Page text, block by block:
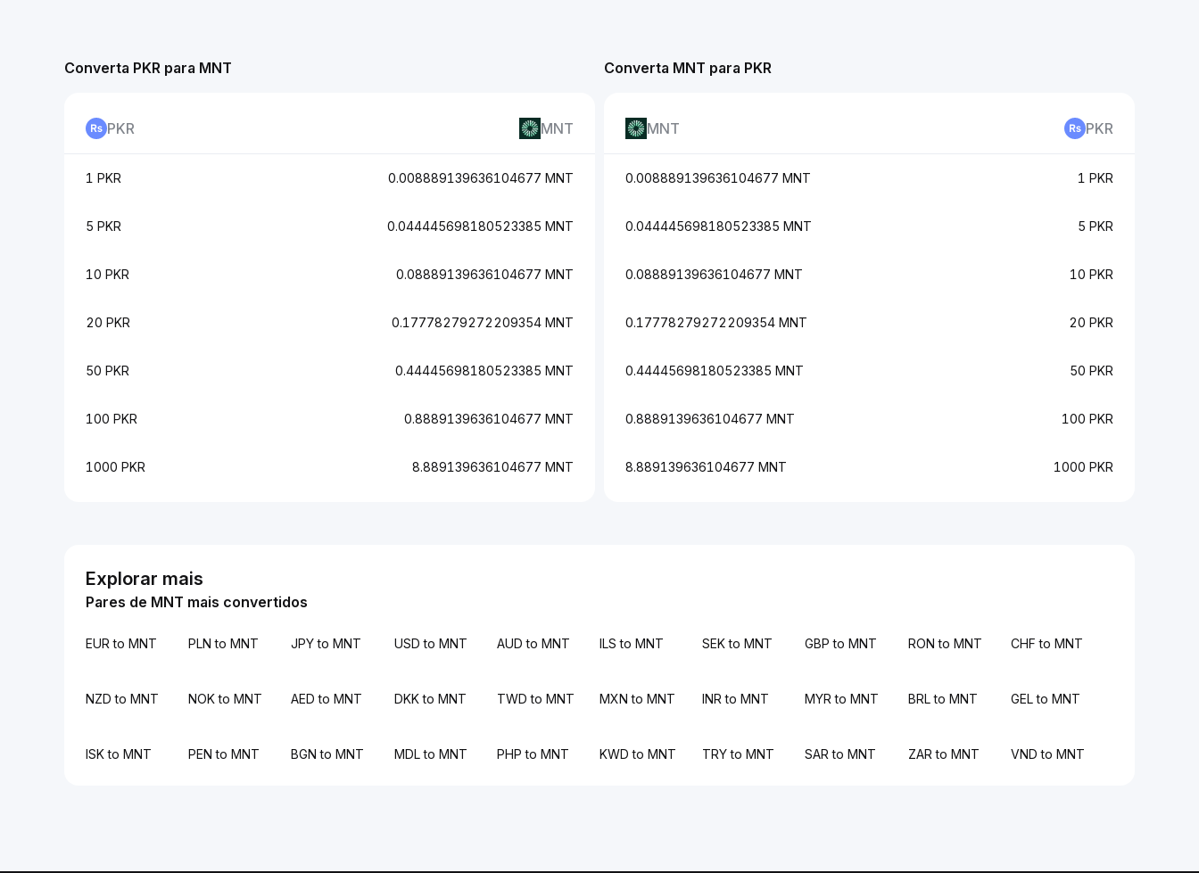
Converta MNT para PKR
MNT PKR
0.008889139636104677 MNT 1 PKR
0.044445698180523385 MNT 5 PKR
0.08889139636104677 MNT 10 PKR
0.17778279272209354 MNT 20 PKR
0.44445698180523385 MNT 50 PKR
0.8889139636104677 MNT 100 PKR
8.889139636104677 MNT 1000 PKR
Converta PKR para MNT
PKR MNT
1 PKR 0.008889139636104677 MNT
5 PKR 0.044445698180523385 MNT
10 PKR 0.08889139636104677 MNT
20 PKR 0.17778279272209354 MNT
50 PKR 0.44445698180523385 MNT
100 PKR 0.8889139636104677 MNT
1000 PKR 8.889139636104677 MNT
Explorar mais
Pares de MNT mais convertidos
EUR to MNT PLN to MNT JPY to MNT USD to MNT AUD to MNT ILS to MNT SEK to MNT GBP to MNT RON to MNT CHF to MNT
NZD to MNT NOK to MNT AED to MNT DKK to MNT TWD to MNT MXN to MNT INR to MNT MYR to MNT BRL to MNT GEL to MNT
ISK to MNT PEN to MNT BGN to MNT MDL to MNT PHP to MNT KWD to MNT TRY to MNT SAR to MNT ZAR to MNT VND to MNT